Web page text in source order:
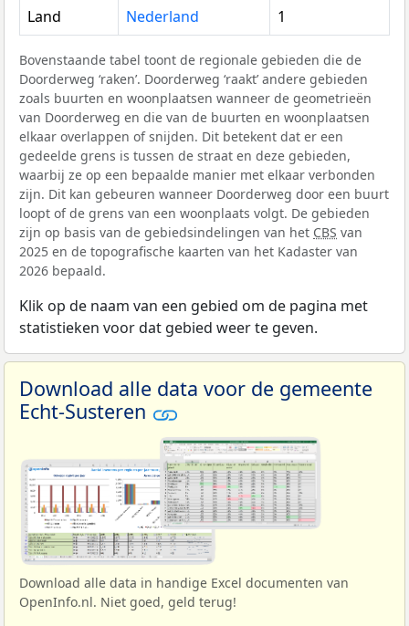
Land Nederland 1
Bovenstaande tabel toont de regionale gebieden die de
Doorderweg ‘raken’. Doorderweg ‘raakt’ andere gebieden
zoals buurten en woonplaatsen wanneer de geometrieën
van Doorderweg en die van de buurten en woonplaatsen
elkaar overlappen of snijden. Dit betekent dat er een
gedeelde grens is tussen de straat en deze gebieden,
waarbij ze op een bepaalde manier met elkaar verbonden
zijn. Dit kan gebeuren wanneer Doorderweg door een buurt
loopt of de grens van een woonplaats volgt. De gebieden
zijn op basis van de gebiedsindelingen van het CBS van
2025 en de topografische kaarten van het Kadaster van
2026 bepaald.
Klik op de naam van een gebied om de pagina met
statistieken voor dat gebied weer te geven.
Download alle data voor de gemeente
Echt-Susteren
Download alle data in handige Excel documenten van
OpenInfo.nl. Niet goed, geld terug!